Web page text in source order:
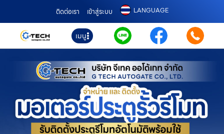
ติดต่อเรา เข้าสู่ระบบ LANGUAGE
เมนู